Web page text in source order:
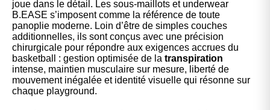
joue dans le détail. Les sous-maillots et underwear
B.EASE s’imposent comme la référence de toute
panoplie moderne. Loin d’être de simples couches
additionnelles, ils sont conçus avec une précision
chirurgicale pour répondre aux exigences accrues du
basketball : gestion optimisée de la transpiration
intense, maintien musculaire sur mesure, liberté de
mouvement inégalée et identité visuelle qui résonne sur
chaque playground.